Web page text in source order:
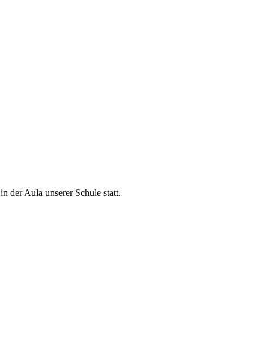
der Aula unserer Schule statt.